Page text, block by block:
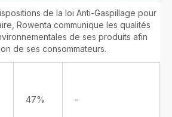
de la loi Anti-Gaspillage pour
Rowenta communique les qualités
de ses produits afin
de ses consommateurs.
47% -